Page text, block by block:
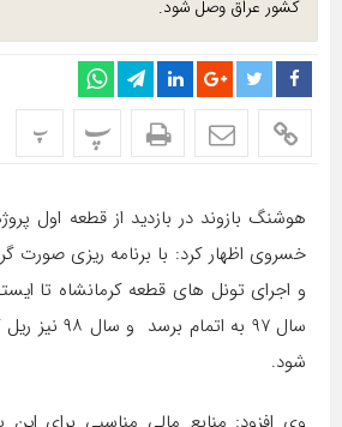
کشور عراق وصل شود.
پ پ
هوشنگ بازوند در بازدید از قطعه اول
خسروی اظهار کرد: با برنامه ریزی صورت
و اجرای تونل های قطعه کرمانشاه تا
سال ۹۷ به
شود.